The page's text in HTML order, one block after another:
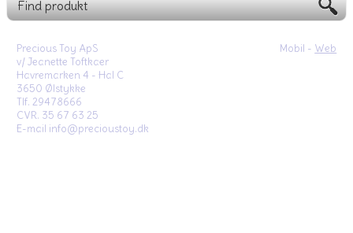
Mobil - Web
Precious Toy ApS
v/ Jeanette Toftkaer
Havremarken 4 - Hal C
3650 Ølstykke
Tlf. 29478666
CVR. 35 67 63 25
E-mail info@precioustoy.dk